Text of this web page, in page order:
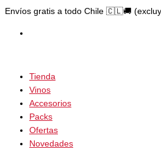
Ir
contenido
Envíos gratis a todo Chile 🇨🇱🚚
Tienda
Vinos
Accesorios
Packs
Ofertas
Novedades
B
a
r
p
Search